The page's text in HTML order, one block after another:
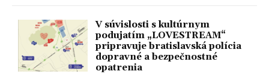
V súvislosti s kultúrnym
podujatím „LOVESTREAM“
pripravuje bratislavská polícia
dopravné a bezpečnostné
opatrenia